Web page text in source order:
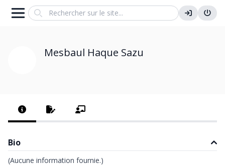
Search
Mesbaul Haque Sazu
Bio
(Aucune information fournie.)